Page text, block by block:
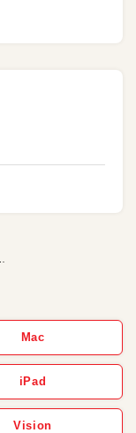
Mac
iPad
Vision